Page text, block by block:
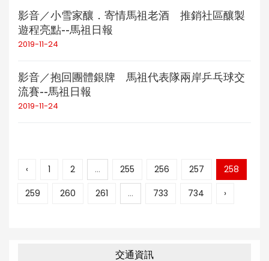
影音／小雪家釀．寄情馬祖老酒 推銷社區釀製
遊程亮點--馬祖日報
2019-11-24
影音／抱回團體銀牌 馬祖代表隊兩岸乒乓球交
流賽--馬祖日報
2019-11-24
‹ 1 2 ... 255 256 257
258
259
260 261 ... 733 734 ›
交通資訊